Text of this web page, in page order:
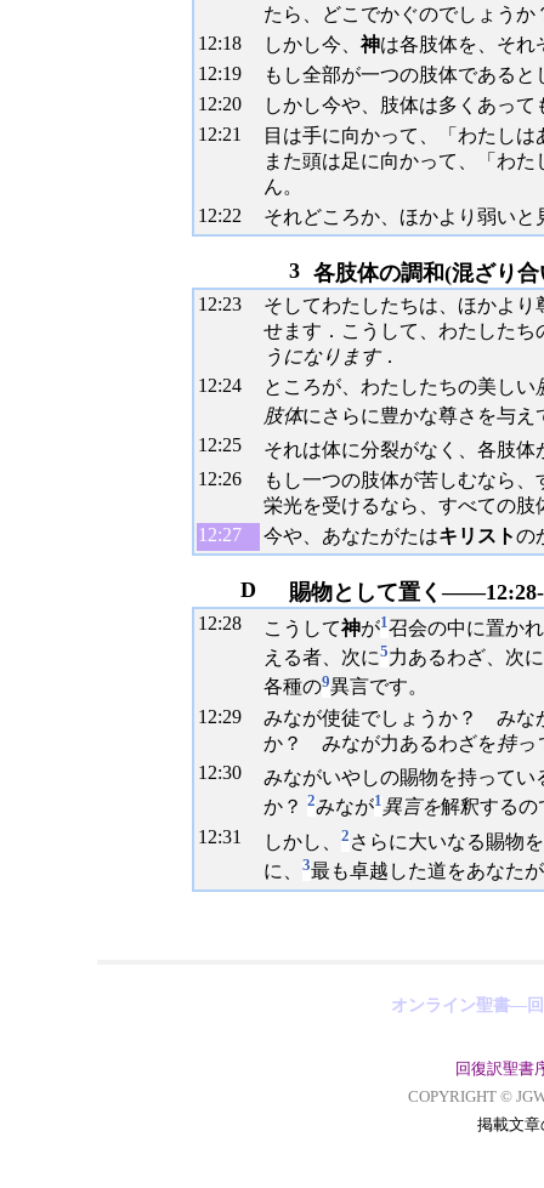
たら、どこでかぐのでしょうか
12:18 しかし今、 神は各肢体を、それ
12:19
もし全部が一つの肢体である
12:20
しかし今や、肢体は多くあっ
12:21
目は手に向かって、「わたし
また頭は足に向かって、「わ
ん。
12:22 それどころか、ほかより弱い
3 各肢体の調和(混ざり
12:23
そしてわたしたちは、ほかより
せます．こうして、わたしたち
うになります．
12:24 ところが、わたしたちの美しい
肢体にさらに豊かな尊さを与え
12:25
それは体に分裂がなく、各肢体
12:26
もし一つの肢体が苦しむなら
栄光を受けるなら、すべての肢
12:27 今や、あなたがたはキリストの
D 賜物として置く
12:28 こうして神が1召会の中に置か
える者、次に5力あるわざ、次に
各種の9異言です。
12:29
みなが使徒でしょうか？ みな
か？ みなが力あるわざを持っ
12:30
みながいやしの賜物を持って
か？ 2みなが1異言を解釈するの
12:31 しかし、 2 さらに大いなる賜物
に、 3最も卓越した道をあなた
オンライン聖書―
回復訳聖書
COPYRIGHT ©
掲載文